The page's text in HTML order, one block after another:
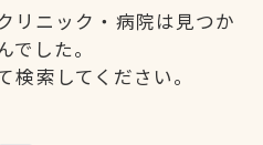
リニック・病院は見つか
でした。
検索してください。